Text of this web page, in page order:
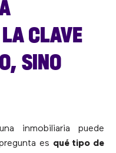
CLAVE
SINO
inmobiliaria puede
es qué tipo de